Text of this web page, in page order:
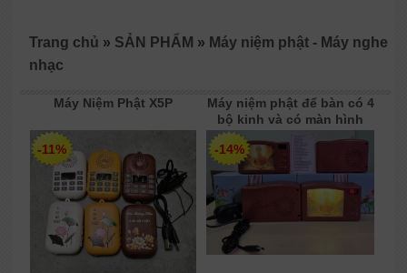
Máy Niệm Phật X5P
-11%
Máy niệm phật để bàn có 4
bộ kinh và có màn hình
-14%
Trang chủ » SẢN PHẨM » Máy niệm phật - Máy nghe
nhạc